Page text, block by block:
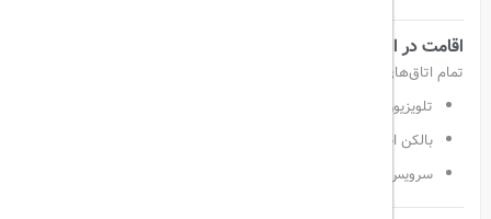
اقامت در اتاق‌هایی راحت و مجهز
تمام اتاق‌های این مجموعه دارای:
تلویزیون ماهواره‌ای
بالکن اختصاصی با چشم‌انداز زیبا
سرویس بهداشتی مجهز به سشوار